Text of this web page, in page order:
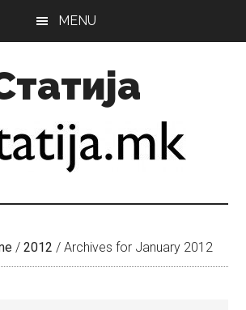
MENU
/ 2012 / Archives for January 2012